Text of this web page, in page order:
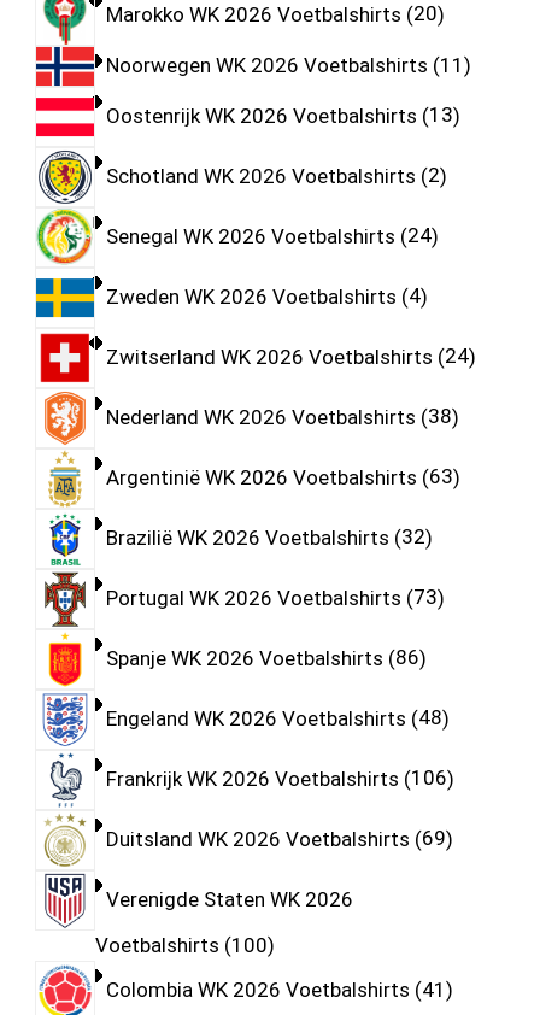
Marokko WK 2026 Voetbalshirts 20
Noorwegen WK 2026 Voetbalshirts 11
Oostenrijk WK 2026 Voetbalshirts 13
Schotland WK 2026 Voetbalshirts 2
Senegal WK 2026 Voetbalshirts 24
Zweden WK 2026 Voetbalshirts 4
Zwitserland WK 2026 Voetbalshirts 24
Nederland WK 2026 Voetbalshirts 38
Argentinië WK 2026 Voetbalshirts 63
Brazilië WK 2026 Voetbalshirts 32
Portugal WK 2026 Voetbalshirts 73
Spanje WK 2026 Voetbalshirts 86
Engeland WK 2026 Voetbalshirts 48
Frankrijk WK 2026 Voetbalshirts 106
Duitsland WK 2026 Voetbalshirts 69
Verenigde Staten WK 2026
Voetbalshirts 100
Colombia WK 2026 Voetbalshirts 41